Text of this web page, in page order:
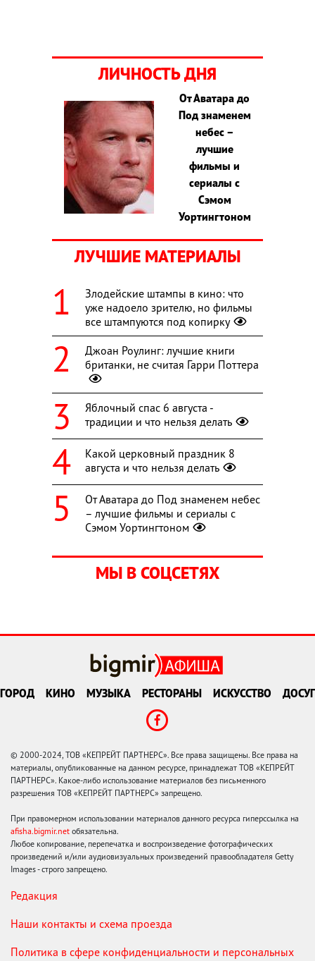
ЛИЧНОСТЬ ДНЯ
От Аватара до
Под знаменем
небес –
лучшие
фильмы и
сериалы с
Сэмом
Уортингтоном
ЛУЧШИЕ МАТЕРИАЛЫ
Злодейские штампы в кино: что
уже надоело зрителю, но фильмы
все штампуются под копирку
Джоан Роулинг: лучшие книги
британки, не считая Гарри Поттера
Яблочный спас 6 августа -
традиции и что нельзя делать
Какой церковный праздник 8
августа и что нельзя делать
От Аватара до Под знаменем небес
– лучшие фильмы и сериалы с
Сэмом Уортингтоном
МЫ В СОЦСЕТЯХ
ГОРОД КИНО МУЗЫКА РЕСТОРАНЫ ИСКУССТВО ДОСУГ
© 2000-2024, ТОВ «КЕПРЕЙТ ПАРТНЕРС». Все права защищены. Все права на
материалы, опубликованные на данном ресурсе, принадлежат ТОВ «КЕПРЕЙТ
ПАРТНЕРС». Какое-либо использование материалов без письменного
разрешения ТОВ «КЕПРЕЙТ ПАРТНЕРС» запрещено.
При правомерном использовании материалов данного ресурса гиперссылка на
afisha.bigmir.net обязательна.
Любое копирование, перепечатка и воспроизведение фотографических
произведений и/или аудиовизуальных произведений правообладателя Getty
Images - строго запрещено.
Редакция
Наши контакты и схема проезда
Политика в сфере конфиденциальности и персональных